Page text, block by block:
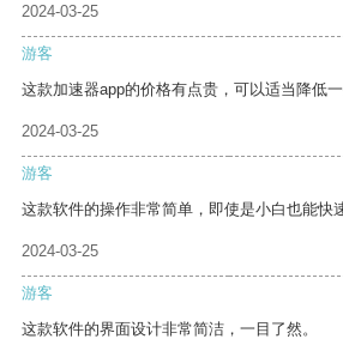
2024-03-25
游客
这款加速器app的价格有点贵，可以适当降低
2024-03-25
游客
这款软件的操作非常简单，即使是小白也能快
2024-03-25
游客
这款软件的界面设计非常简洁，一目了然。